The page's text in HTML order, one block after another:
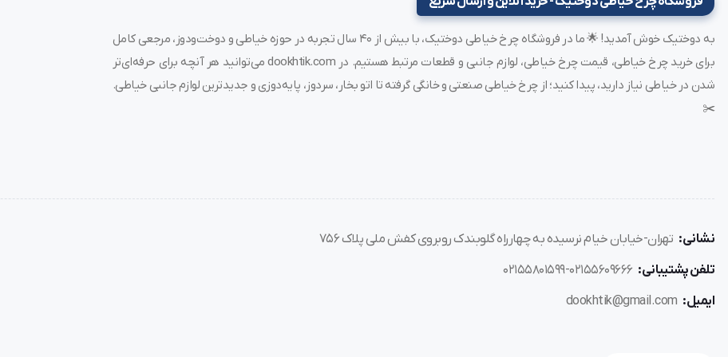
برش مارک و نوار: دو کاربرد در یک دستگاه
دستگاه برش مارکرزاتکس علاوه بر قابلیت علامت‌گذاری، امکان برش دقیق پارچه را نیز فراهم می‌کند. این ویژگی دوگانه باعث می‌شود تا خیاطان
کاهش ضایعات پارچه
نحوه کار با دستگاه حرارتی برش مارک و نوار
به دوختیک خوش آمدید! 🌟 ما در فروشگاه چرخ خیاطی دوختیک، با بیش از ۴۰ سال تجربه در حوزه خیاطی و دوخت‌ودوز، مرجعی کامل
برای خرید چرخ خیاطی، قیمت چرخ خیاطی، لوازم جانبی و قطعات مرتبط هستیم. در dookhtik.com می‌توانید هر آنچه برای حرفه‌ای‌تر
شدن در خیاطی نیاز دارید، پیدا کنید؛ از چرخ خیاطی صنعتی و خانگی گرفته تا اتو بخار، سردوز، پایه‌دوزی و جدیدترین لوازم جانبی خیاطی.
✂️
نشانی: تهران-خیابان خیام نرسیده به چهارراه گلوبندک روبروی کفش ملی پلاک 756
تلفن پشتیبانی: 02155609666-02155801599
ایمیل: dookhtik@gmail.com